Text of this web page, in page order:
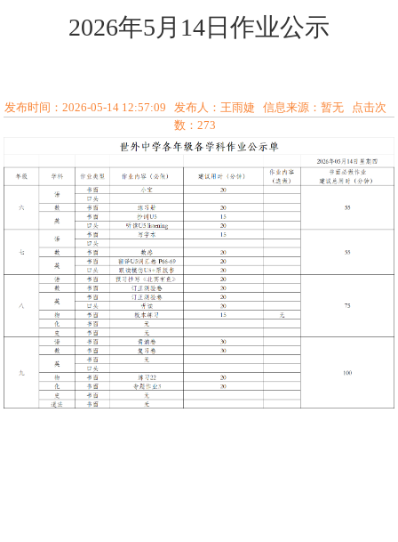
2026年5月14日作业公示
发布时间：2026-05-14 12:57:09 发布人：王雨婕 信息来源：暂无 点击次
数：273